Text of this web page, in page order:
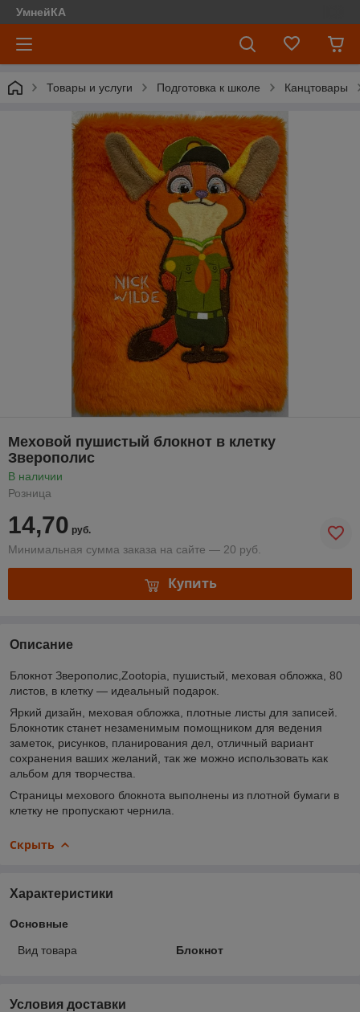
УмнейКА
Товары и услуги Подготовка к школе Канцтовары
Меховой пушистый блокнот в клетку
Зверополис
В наличии
Розница
14,70 руб.
Минимальная сумма заказа на сайте — 20 руб.
Купить
Описание
Блокнот Зверополис,Zootopia, пушистый, меховая обложка, 80
листов, в клетку — идеальный подарок.
Яркий дизайн, меховая обложка, плотные листы для записей.
Блокнотик станет незаменимым помощником для ведения
заметок, рисунков, планирования дел, отличный вариант
сохранения ваших желаний, так же можно использовать как
альбом для творчества.
Страницы мехового блокнота выполнены из плотной бумаги в
клетку не пропускают чернила.
Скрыть
Характеристики
Основные
Вид товара Блокнот
Условия доставки